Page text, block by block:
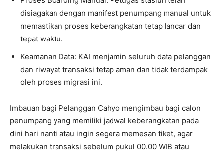
disiagakan dengan manifest penumpang manual untuk
memastikan proses keberangkatan tetap lancar dan
tepat waktu.
Keamanan Data: KAI menjamin seluruh data pelanggan
dan riwayat transaksi tetap aman dan tidak terdampak
oleh proses migrasi ini.
Imbauan bagi Pelanggan Cahyo mengimbau bagi calon
penumpang yang memiliki jadwal keberangkatan pada
dini hari nanti atau ingin segera memesan tiket, agar
melakukan transaksi sebelum pukul 00.00 WIB atau